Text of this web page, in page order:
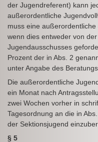
der Jugendreferent) kann
außerordentliche
muss eine
wenn dies entweder von
Jugendausschusses
Prozent der in Abs. 2
unter Angabe des
Die außerordentliche
ein Monat nach
zwei Wochen vorher in
Tagesordnung an die in
der Sektionsjugend
§ 5